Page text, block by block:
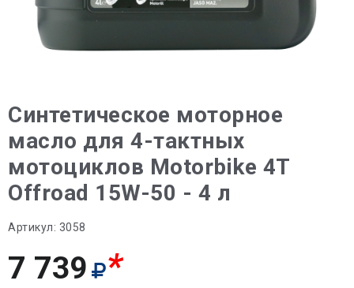
Синтетическое моторное
масло для 4-тактных
мотоциклов Motorbike 4T
Offroad 15W-50 - 4 л
Артикул: 3058
7 739 *